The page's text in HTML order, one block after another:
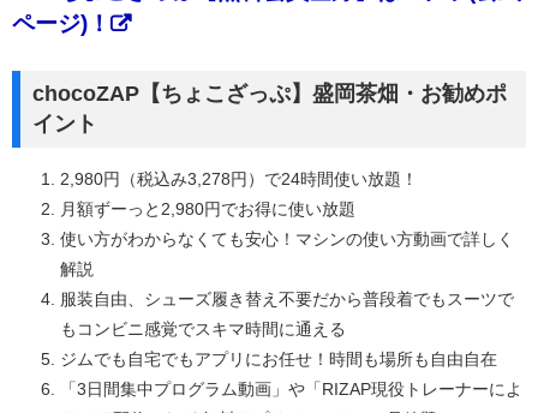
ページ)！
chocoZAP【ちょこざっぷ】盛岡茶畑・お勧めポ
イント
2,980円（税込み3,278円）で24時間使い放題！
月額ずーっと2,980円でお得に使い放題
使い方がわからなくても安心！マシンの使い方動画で詳しく
解説
服装自由、シューズ履き替え不要だから普段着でもスーツで
もコンビニ感覚でスキマ時間に通える
ジムでも自宅でもアプリにお任せ！時間も場所も自由自在
「3日間集中プログラム動画」や「RIZAP現役トレーナーによ